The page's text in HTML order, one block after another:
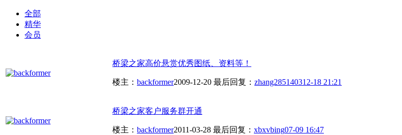
全部
精华
会员
桥梁之家高价悬赏优秀图纸、资料等！
楼主： backformer2009-12-20 最后回复： zhang285140312-18 21:21
桥梁之家客户服务群开通
楼主： backformer2011-03-28 最后回复： xbxvbing07-09 16:47